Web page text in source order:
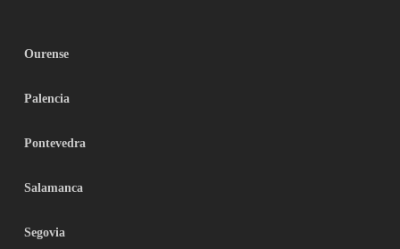
Ourense
Palencia
Pontevedra
Salamanca
Segovia